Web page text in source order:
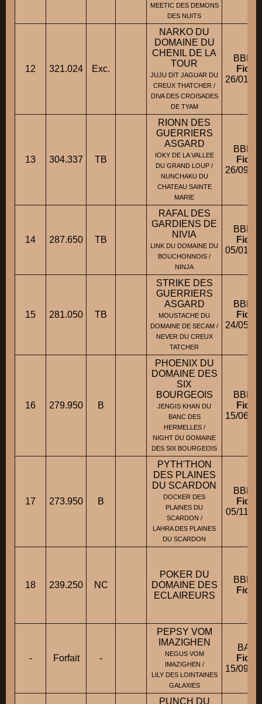
MEETIC DES DEMONS
DES NUITS
12 321.024 Exc.
NARKO DU
DOMAINE DU
CHENIL DE LA
TOUR
JUJU DIT JAGUAR DU
CREUX THATCHER /
DIVA DES CROISADES
DE TYAM
BBM
Fiche
26/01/
13 304.337 TB
RIONN DES
GUERRIERS
ASGARD
IOKY DE LA VALLEE
DU GRAND LOUP /
NUNCHAKU DU
CHATEAU SAINTE
MARIE
BBM
Fiche
26/09/
14 287.650 TB
RAFAL DES
GARDIENS DE
NIVIA
LINK DU DOMAINE DU
BOUCHONNOIS /
NINJA
BBM
Fiche
05/01/
15 281.050 TB
STRIKE DES
GUERRIERS
ASGARD
MOUSTACHE DU
DOMAINE DE SECAM /
NEVER DU CREUX
TATCHER
BBM
Fiche
24/05/
16 279.950 B
PHOENIX DU
DOMAINE DES
SIX
BOURGEOIS
JENGIS KHAN DU
BANC DES
HERMELLES /
NIGHT DU DOMAINE
DES SIX BOURGEOIS
BBM
Fiche
15/06/
17 273.950 B
PYTH'THON
DES PLAINES
DU SCARDON
DOCKER DES
PLAINES DU
SCARDON /
LAHRA DES PLAINES
DU SCARDON
BBM
Fiche
05/11/
18 239.250 NC
POKER DU
DOMAINE DES
ECLAIREURS
BBM
Fiche
- Forfait -
PEPSY VOM
IMAZIGHEN
NEGUS VOM
IMAZIGHEN /
LILY DES LOINTAINES
GALAXIES
BA M
Fiche
15/09/
PUNCH DU